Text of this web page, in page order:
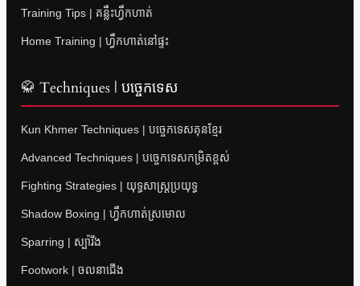
Training Tips | គន្លឹះហ្វឹកហាត់
Home Training | ហ្វឹកហាត់នៅផ្ទះ
🥋 Techniques | បច្ចេកទេស
Kun Khmer Techniques | បច្ចេកទេសគុនខ្មែរ
Advanced Techniques | បច្ចេកទេសកម្រិតខ្ពស់
Fighting Strategies | យុទ្ធសាស្ត្រប្រយុទ្ធ
Shadow Boxing | ហ្វឹកហាត់ស្រមោល
Sparring | ស្ប៉ារីង
Footwork | ចលនាជើង